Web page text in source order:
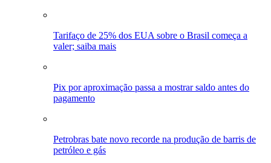
Tarifaço de 25% dos EUA sobre o Brasil começa a
valer; saiba mais
Pix por aproximação passa a mostrar saldo antes do
pagamento
Petrobras bate novo recorde na produção de barris de
petróleo e gás